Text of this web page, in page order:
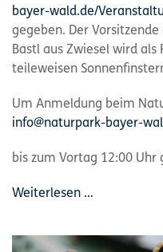
bayer-wald.de/
gegeben. Der
Bastl aus Zwiesel wird
teileweisen
Um Anmeldung beim
info@naturpark-bayer-
bis zum Vortag 12:00 Uhr
Weiterlesen …